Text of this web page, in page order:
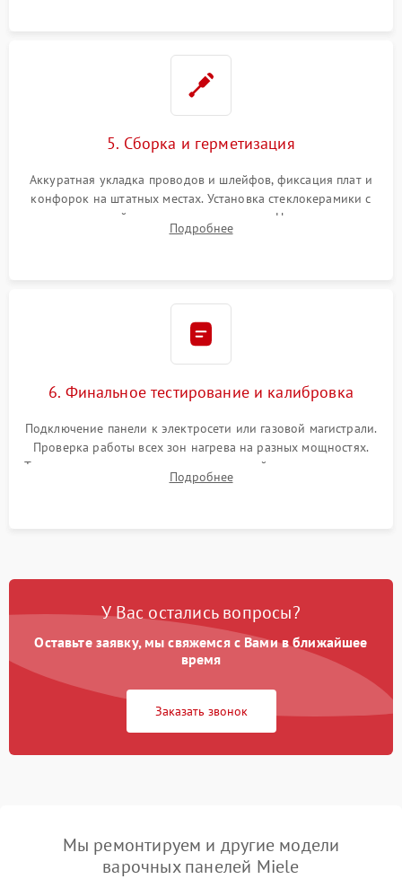
5. Сборка и герметизация
Аккуратная укладка проводов и шлейфов, фиксация плат и
конфорок на штатных местах. Установка стеклокерамики с
проверкой равномерности зазоров. Нанесение
термостойкого герметика или укладка уплотнительной
Подробнее
6. Финальное тестирование и калибровка
Подключение панели к электросети или газовой магистрали.
Проверка работы всех зон нагрева на разных мощностях.
Тестирование сенсорного управления, таймера, индикаторов
остаточного тепла и систем защиты от перегрева.
Подробнее
У Вас остались вопросы?
Оставьте заявку, мы свяжемся с Вами в ближайшее
время
Заказать звонок
Мы ремонтируем и другие модели
варочных панелей Miele